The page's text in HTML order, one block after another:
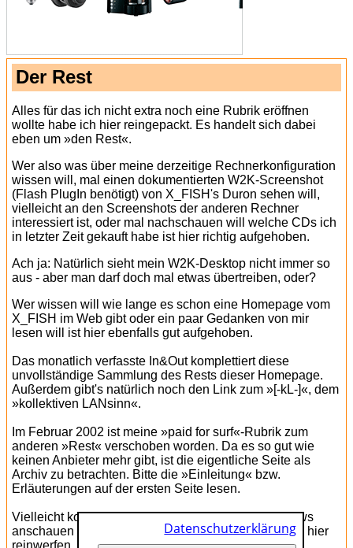
Der Rest
Alles für das ich nicht extra noch eine Rubrik eröffnen
wollte habe ich hier reingepackt. Es handelt sich dabei
eben um »den Rest«.
Wer also was über meine derzeitige Rechnerkonfiguration
wissen will, mal einen dokumentierten W2K-Screenshot
(Flash PlugIn benötigt) von X_FISH's Duron sehen will,
vielleicht an den Screenshots der anderen Rechner
interessiert ist, oder mal nachschauen will welche CDs ich
in letzter Zeit gekauft habe ist hier richtig aufgehoben.
Ach ja: Natürlich sieht mein W2K-Desktop nicht immer so
aus - aber man darf doch mal etwas übertreiben, oder?
Wer wissen will wie lange es schon eine Homepage vom
X_FISH im Web gibt oder ein paar Gedanken von mir
lesen will ist hier ebenfalls gut aufgehoben.
Das monatlich verfasste In&Out komplettiert diese
unvollständige Sammlung des Rests dieser Homepage.
Außerdem gibt's natürlich noch den Link zum »[-kL-]«, dem
»kollektiven LANsinn«.
Im Februar 2002 ist meine »paid for surf«-Rubrik zum
anderen »Rest« verschoben worden. Da es so gut wie
keinen Anbieter mehr gibt, ist die eigentliche Seite als
Archiv zu betrachten. Bitte die »Einleitung« bzw.
Erläuterungen auf der ersten Seite lesen.
Vielleicht kommt ja noch was dazu? Einfach die News
anschauen oder immer wieder mal direkt einen Blick hier
Datenschutzerklärung